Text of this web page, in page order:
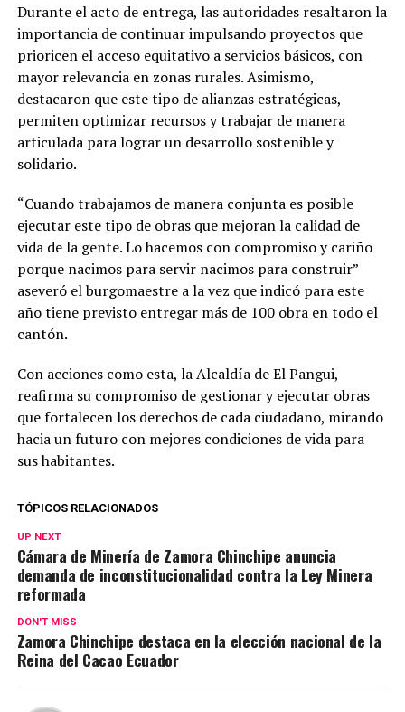
Durante el acto de entrega, las autoridades resaltaron la
importancia de continuar impulsando proyectos que
prioricen el acceso equitativo a servicios básicos, con
mayor relevancia en zonas rurales. Asimismo,
destacaron que este tipo de alianzas estratégicas,
permiten optimizar recursos y trabajar de manera
articulada para lograr un desarrollo sostenible y
solidario.
“Cuando trabajamos de manera conjunta es posible
ejecutar este tipo de obras que mejoran la calidad de
vida de la gente. Lo hacemos con compromiso y cariño
porque nacimos para servir nacimos para construir”
aseveró el burgomaestre a la vez que indicó para este
año tiene previsto entregar más de 100 obra en todo el
cantón.
Con acciones como esta, la Alcaldía de El Pangui,
reafirma su compromiso de gestionar y ejecutar obras
que fortalecen los derechos de cada ciudadano, mirando
hacia un futuro con mejores condiciones de vida para
sus habitantes.
TÓPICOS RELACIONADOS
UP NEXT
Cámara de Minería de Zamora Chinchipe anuncia
demanda de inconstitucionalidad contra la Ley Minera
reformada
DON'T MISS
Zamora Chinchipe destaca en la elección nacional de la
Reina del Cacao Ecuador